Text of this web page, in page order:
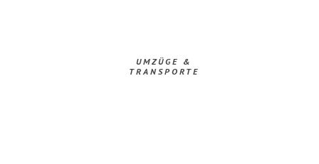
UMZÜGE &
TRANSPORTE